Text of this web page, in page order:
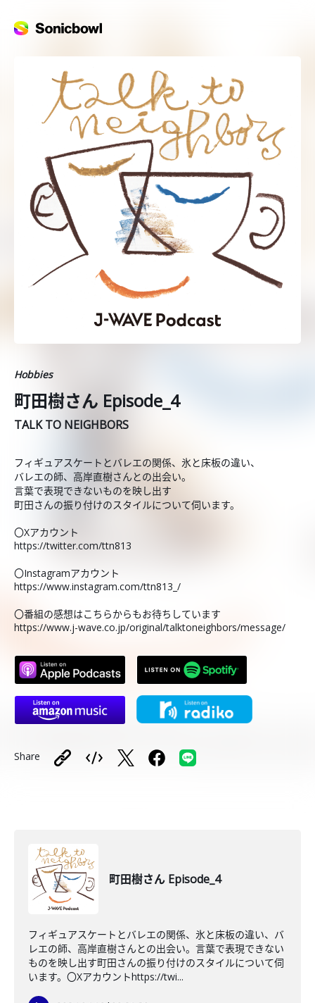
Hobbies
町田樹さん Episode_4
TALK TO NEIGHBORS
フィギュアスケートとバレエの関係、氷と床板の違い、
バレエの師、高岸直樹さんとの出会い。
言葉で表現できないものを映し出す
町田さんの振り付けのスタイルについて伺います。
〇Xアカウント
https://twitter.com/ttn813
〇Instagramアカウント
https://www.instagram.com/ttn813_/
〇番組の感想はこちらからもお待ちしています
https://www.j-wave.co.jp/original/talktoneighbors/message/
Share
町田樹さん Episode_4
フィギュアスケートとバレエの関係、氷と床板の違い、バ
レエの師、高岸直樹さんとの出会い。言葉で表現できない
ものを映し出す町田さんの振り付けのスタイルについて伺
います。〇Xアカウントhttps://twi...